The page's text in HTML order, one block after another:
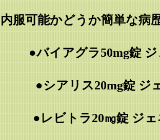
内服可能かどうか簡単な病
●バイアグラ50mg錠
●シアリス20mg錠
●レビトラ20㎎錠 ジ